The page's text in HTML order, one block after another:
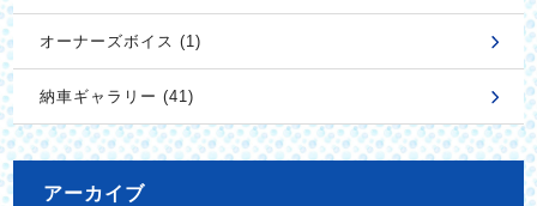
オーナーズボイス (1)
納車ギャラリー (41)
アーカイブ